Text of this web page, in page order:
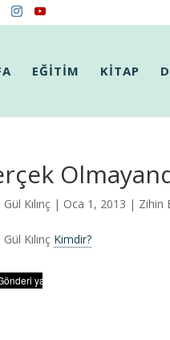
EĞİTİM KİTAP
Kılınç| Oca 1, 2013 | Zihin
Kılınç Kimdir?